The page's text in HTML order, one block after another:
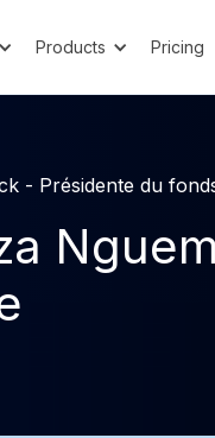
Products Pricing
- Présidente du